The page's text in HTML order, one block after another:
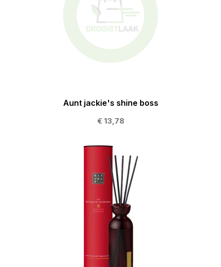
Aunt jackie's shine boss
€ 13,78